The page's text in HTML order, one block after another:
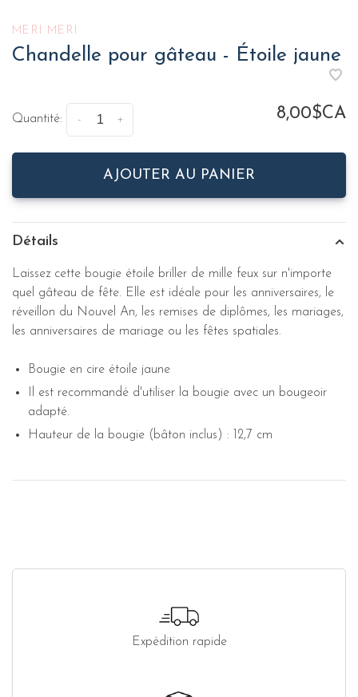
MERI MERI
Chandelle pour gâteau - Étoile jaune
Quantité: +
- 8,00$CA
AJOUTER AU PANIER
Détails
Laissez cette bougie étoile briller de mille feux sur n'importe
quel gâteau de fête. Elle est idéale pour les anniversaires, le
réveillon du Nouvel An, les remises de diplômes, les mariages,
les anniversaires de mariage ou les fêtes spatiales.
Bougie en cire étoile jaune
Il est recommandé d'utiliser la bougie avec un bougeoir
adapté.
Hauteur de la bougie (bâton inclus) : 12,7 cm
Expédition rapide